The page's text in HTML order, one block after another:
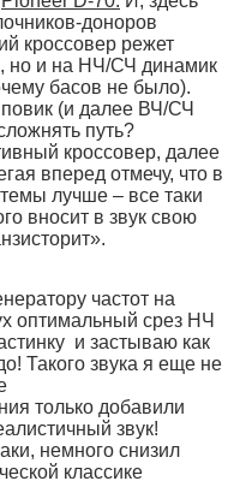
доноров
кроссовер режет
но и на НЧ/СЧ динамик
басов не было).
(и далее ВЧ/СЧ
путь?
кроссовер, далее
вперед отмечу, что в
лучше – все таки
вносит в звук свою
частот на
оптимальный срез НЧ
и застываю как
Такого звука я еще не
только добавили
звук!
немного снизил
классике